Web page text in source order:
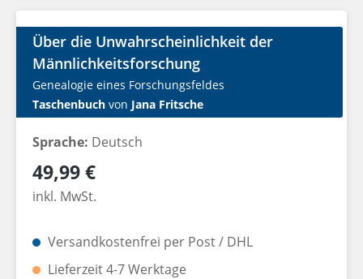
Über die Unwahrscheinlichkeit der
Männlichkeitsforschung
Genealogie eines Forschungsfeldes
Taschenbuch von Jana Fritsche
Sprache: Deutsch
Regulärer Preis:
49,99 €
inkl. MwSt.
Versandkostenfrei per Post / DHL
Lieferzeit 4-7 Werktage